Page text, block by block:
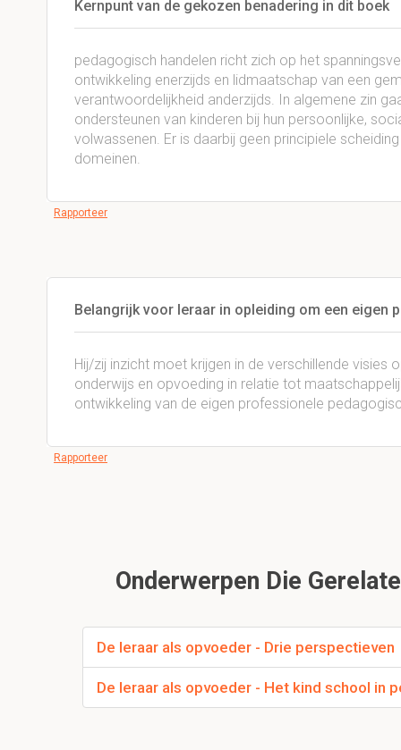
Kernpunt van de gekozen benadering in dit boek
pedagogisch handelen richt zich op het
ontwikkeling enerzijds en lidmaatschap van een
verantwoordelijkheid anderzijds. In algemene zin
ondersteunen van kinderen bij hun persoonlijke,
volwassenen. Er is daarbij geen principiele
domeinen.
Rapporteer
Belangrijk voor leraar in opleiding om een eigen
Hij/zij inzicht moet krijgen in de verschillende visies
onderwijs en opvoeding in relatie tot
ontwikkeling van de eigen professionele
Rapporteer
Onderwerpen Die
De leraar als opvoeder - Drie perspectieven
De leraar als opvoeder - Het kind school in